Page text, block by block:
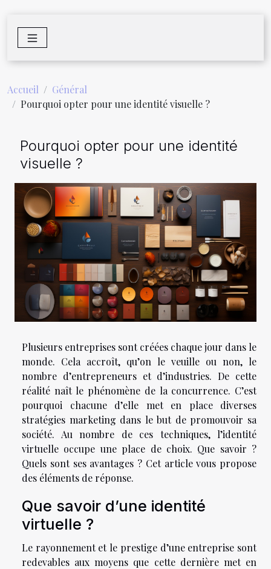
Accueil
Général
Pourquoi opter pour une identité visuelle ?
Pourquoi opter pour une identité
visuelle ?
Plusieurs entreprises sont créées chaque jour dans le
monde. Cela accroît, qu’on le veuille ou non, le
nombre d’entrepreneurs et d’industries. De cette
réalité naît le phénomène de la concurrence. C’est
pourquoi chacune d’elle met en place diverses
stratégies marketing dans le but de promouvoir sa
société. Au nombre de ces techniques, l’identité
virtuelle occupe une place de choix. Que savoir ?
Quels sont ses avantages ? Cet article vous propose
des éléments de réponse.
Que savoir d’une identité
virtuelle ?
Le rayonnement et le prestige d’une entreprise sont
redevables aux moyens que cette dernière met en